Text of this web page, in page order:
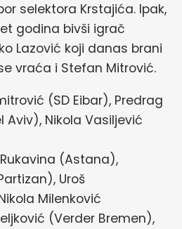
selektora Krstajića. Ipak,
godina bivši igrač
Lazović koji danas brani
vraća i Stefan Mitrović.
(SD Eibar), Predrag
Aviv), Nikola Vasiljević
(Astana),
Uroš
Milenković
(Verder Bremen),